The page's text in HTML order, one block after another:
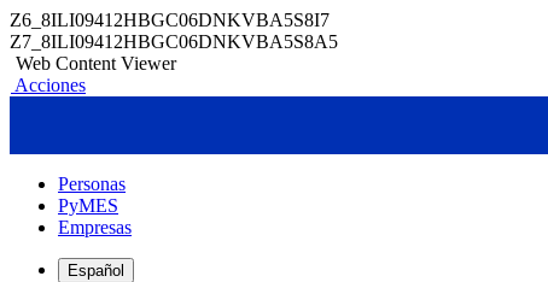
Z6_8ILI09412HBGC06DNKVBA5S8I7
Z7_8ILI09412HBGC06DNKVBA5S8A5
Web Content Viewer
Acciones
Personas
PyMES
Empresas
Español